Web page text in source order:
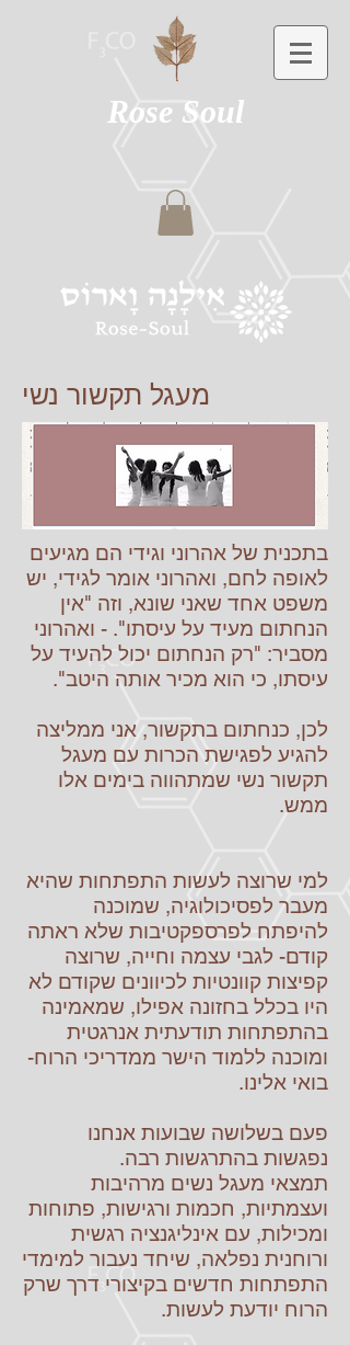
Rose Soul
מעגל תקשור נשי
בתכנית של אהרוני וגידי הם מגיעים
לאופה לחם, ואהרוני אומר לגידי, יש
משפט אחד שאני שונא, וזה "אין
הנחתום מעיד על עיסתו". - ואהרוני
מסביר: "רק הנחתום יכול להעיד על
עיסתו, כי הוא מכיר אותה היטב".
לכן, כנחתום בתקשור, אני ממליצה
להגיע לפגישת הכרות עם מעגל
תקשור נשי שמתהווה בימים אלו
ממש.
למי שרוצה לעשות התפתחות שהיא
מעבר לפסיכולוגיה, שמוכנה
להיפתח לפרספקטיבות שלא ראתה
קודם- לגבי עצמה וחייה, שרוצה
קפיצות קוונטיות לכיוונים שקודם לא
היו בכלל בחזונה אפילו, שמאמינה
בהתפתחות תודעתית אנרגטית
ומוכנה ללמוד הישר ממדריכי הרוח-
בואי אלינו.
פעם בשלושה שבועות אנחנו
נפגשות בהתרגשות רבה.
תמצאי מעגל נשים מרהיבות
ועצמתיות, חכמות ורגישות, פתוחות
ומכילות, עם אינליגנציה רגשית
ורוחנית נפלאה, שיחד נעבור למימדי
התפתחות חדשים בקיצורי דרך שרק
הרוח יודעת לעשות.